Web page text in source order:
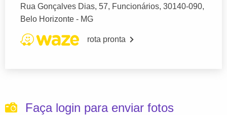
Rua Gonçalves Dias, 57, Funcionários, 30140-090,
Belo Horizonte - MG
rota pronta
Faça login para enviar fotos